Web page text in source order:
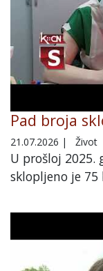
Pad broja
21.07.2026 | Život
U prošloj
sklopljeno je 75